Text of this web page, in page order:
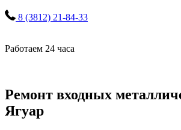
8 (3812) 21-84-33
Работаем 24 часа
Ремонт входных
Ягуар